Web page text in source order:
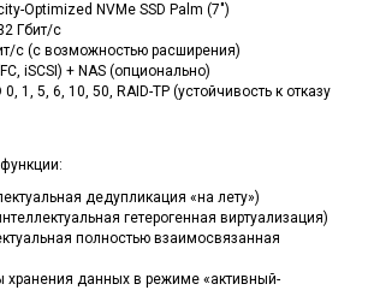
Optimized NVMe SSD Palm (7")
Гбит/с
с (с возможностью расширения)
iSCSI) + NAS (опционально)
0, 1, 5, 6, 10, 50, RAID-TP (устойчивость к отказу
дедупликация «на лету»)
гетерогенная виртуализация)
полностью взаимосвязанная
хранения данных в режиме «активный-